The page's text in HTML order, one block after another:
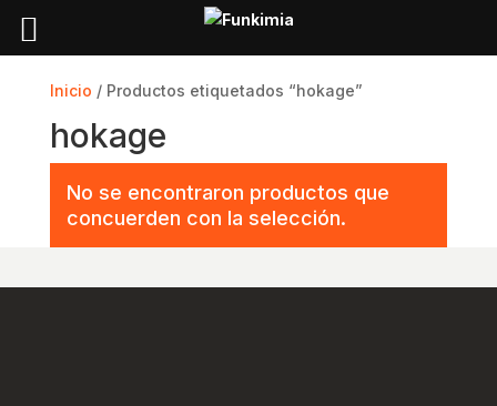
Inicio / Productos etiquetados “hokage”
hokage
No se encontraron productos que
concuerden con la selección.